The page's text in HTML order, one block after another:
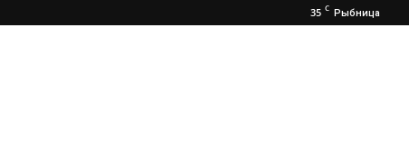
35 C Рыбница